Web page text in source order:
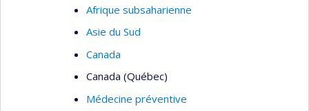
Afrique subsaharienne
Asie du Sud
Canada
Canada (Québec)
Médecine préventive